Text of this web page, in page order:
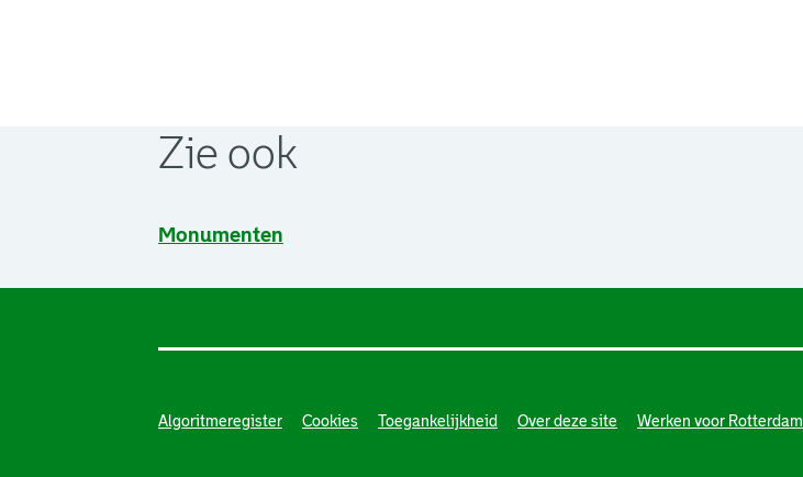
Zie ook
Monumenten
Algoritmeregister Cookies Toegankelijkheid Over deze site Werken voor Rotterdam